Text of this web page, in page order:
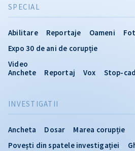
INVESTIGATII
Ancheta Dosar
Marea corupție
Povești din spatele investigației
SPECIAL
Abilitare Reportaje Oameni
Expo 30 de ani de corupție
Video
Anchete
Reportaj Vox Stop-